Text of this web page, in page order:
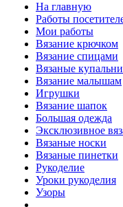
На главную
Работы
Мои работы
Вязание крючком
Вязание спицами
Вязаные
Вязание малышам
Игрушки
Вязание шапок
Большая одежда
Эксклюзивное
Вязаные носки
Вязаные пинетки
Рукоделие
Уроки рукоделия
Узоры